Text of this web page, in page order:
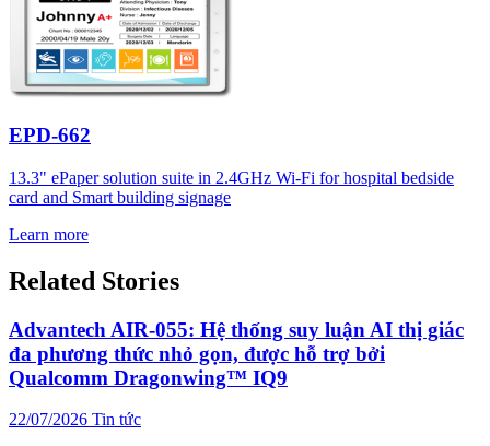
EPD-662
13.3" ePaper solution suite in 2.4GHz Wi-Fi for hospital bedside
card and Smart building signage
Learn more
Related Stories
Advantech AIR-055: Hệ thống suy luận AI thị giác
đa phương thức nhỏ gọn, được hỗ trợ bởi
Qualcomm Dragonwing™ IQ9
22/07/2026 Tin tức